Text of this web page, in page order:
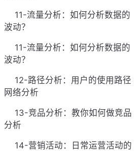
11-流量分析：如何分析数据的
波动？
11-流量分析：如何分析数据的
波动？
12-路径分析：用户的使用路径
网络分析
13-竞品分析：教你如何做竞品
分析
14-营销活动：日常运营活动的